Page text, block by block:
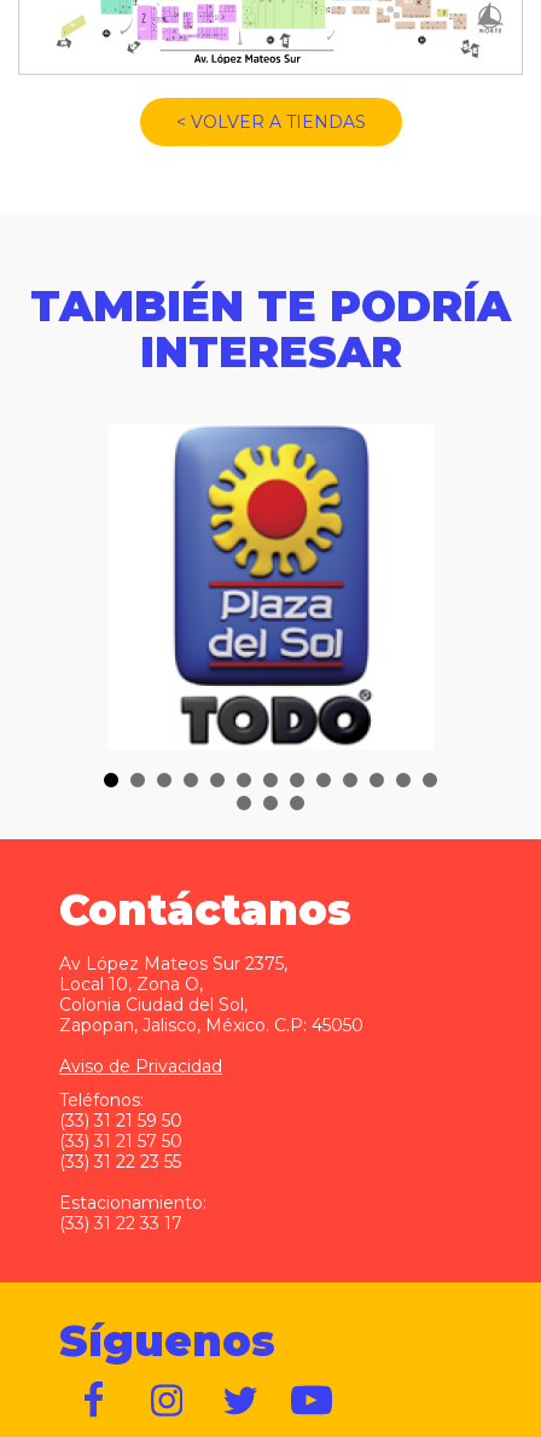
< VOLVER A TIENDAS
TAMBIÉN TE PODRÍA
INTERESAR
Contáctanos
Av López Mateos Sur 2375,
Local 10, Zona O,
Colonia Ciudad del Sol,
Zapopan, Jalisco, México. C.P: 45050
Aviso de Privacidad
Teléfonos:
(33) 31 21 59 50
(33) 31 21 57 50
(33) 31 22 23 55
Estacionamiento:
(33) 31 22 33 17
Síguenos